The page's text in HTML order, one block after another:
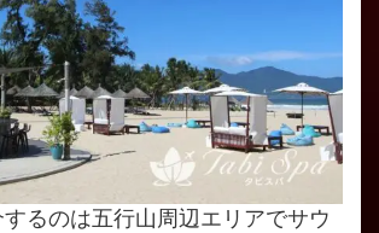
るのは五行山周辺エリアでサウ